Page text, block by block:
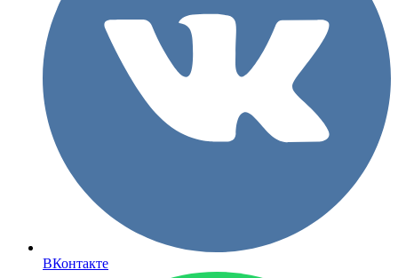
ВКонтакте